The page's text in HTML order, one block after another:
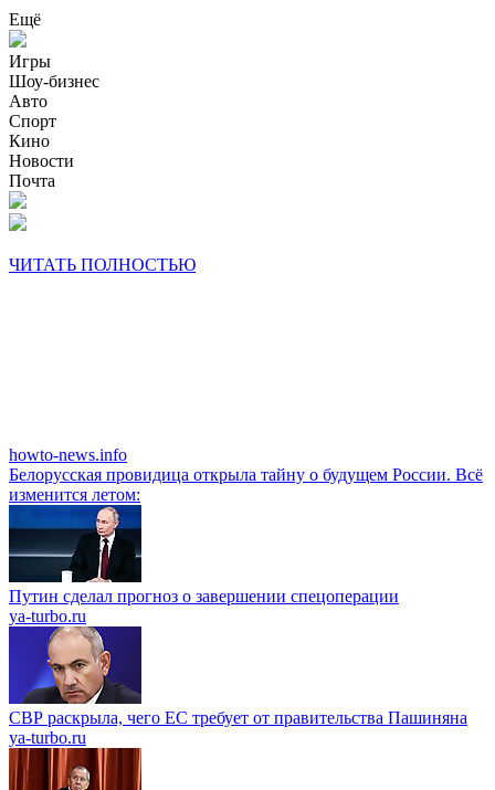
Ещё
Игры
Шоу-бизнес
Авто
Спорт
Кино
Новости
Почта
ЧИТАТЬ ПОЛНОСТЬЮ
howto-news.info
Белорусская провидица открыла тайну о будущем России. Всё
изменится летом:
Путин сделал прогноз о завершении спецоперации
ya-turbo.ru
СВР раскрыла, чего ЕС требует от правительства Пашиняна
ya-turbo.ru